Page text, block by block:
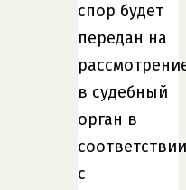
спор будет
передан на
в судебный
орган в
соответствии
с